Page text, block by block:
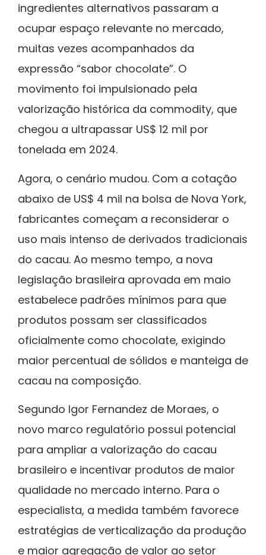
ingredientes alternativos passaram a
ocupar espaço relevante no mercado,
muitas vezes acompanhados da
expressão “sabor chocolate”. O
movimento foi impulsionado pela
valorização histórica da commodity, que
chegou a ultrapassar US$ 12 mil por
tonelada em 2024.
Agora, o cenário mudou. Com a cotação
abaixo de US$ 4 mil na bolsa de Nova York,
fabricantes começam a reconsiderar o
uso mais intenso de derivados tradicionais
do cacau. Ao mesmo tempo, a nova
legislação brasileira aprovada em maio
estabelece padrões mínimos para que
produtos possam ser classificados
oficialmente como chocolate, exigindo
maior percentual de sólidos e manteiga de
cacau na composição.
Segundo Igor Fernandez de Moraes, o
novo marco regulatório possui potencial
para ampliar a valorização do cacau
brasileiro e incentivar produtos de maior
qualidade no mercado interno. Para o
especialista, a medida também favorece
estratégias de verticalização da produção
e maior agregação de valor ao setor